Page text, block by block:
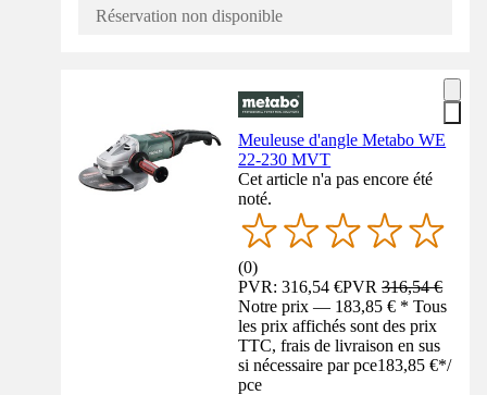
Réservation non disponible
Meuleuse d'angle Metabo WE
22-230 MVT
Cet article n'a pas encore été
noté.
(0)
PVR: 316,54 €PVR316,54 €
Notre prix — 183,85 € * Tous
les prix affichés sont des prix
TTC, frais de livraison en sus
si nécessaire par pce183,85 €*/
pce